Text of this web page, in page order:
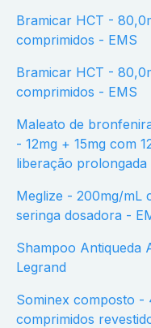
Bramicar HCT - 80,0mg + 12,5mg com 60
comprimidos - EMS
Bramicar HCT - 80,0mg + 25,0mg com 30
comprimidos - EMS
Maleato de bronfeniramina + cloridrato de fenilefrina
- 12mg + 15mg com
liberação prolongada
Meglize - 200mg/mL com 1 frasco de 150mL +
seringa dosadora -
Shampoo Antiqueda Allovita - com 7 Ativos 200ml -
Legrand
Sominex composto - 40mg + 30mg + 50mg com 60
comprimidos